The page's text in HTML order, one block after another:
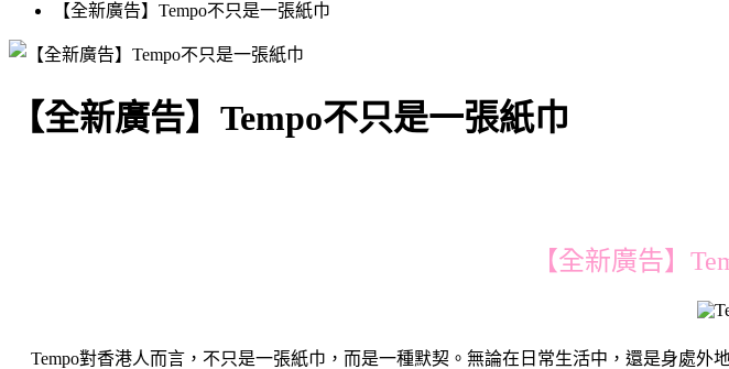
【全新廣告】Tempo不只是一張紙巾
【全新廣告】Tempo不只是一張紙巾
【全新廣告】
Tempo對香港人而言，不只是一張紙巾，而是一種默契。無論在日常生活中，還是身處